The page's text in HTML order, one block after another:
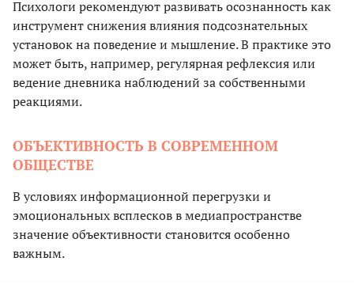
Психологи рекомендуют развивать осознанность как
инструмент снижения влияния подсознательных
установок на поведение и мышление. В практике это
может быть, например, регулярная рефлексия или
ведение дневника наблюдений за собственными
реакциями.
ОБЪЕКТИВНОСТЬ В СОВРЕМЕННОМ
ОБЩЕСТВЕ
В условиях информационной перегрузки и
эмоциональных всплесков в медиапространстве
значение объективности становится особенно
важным.